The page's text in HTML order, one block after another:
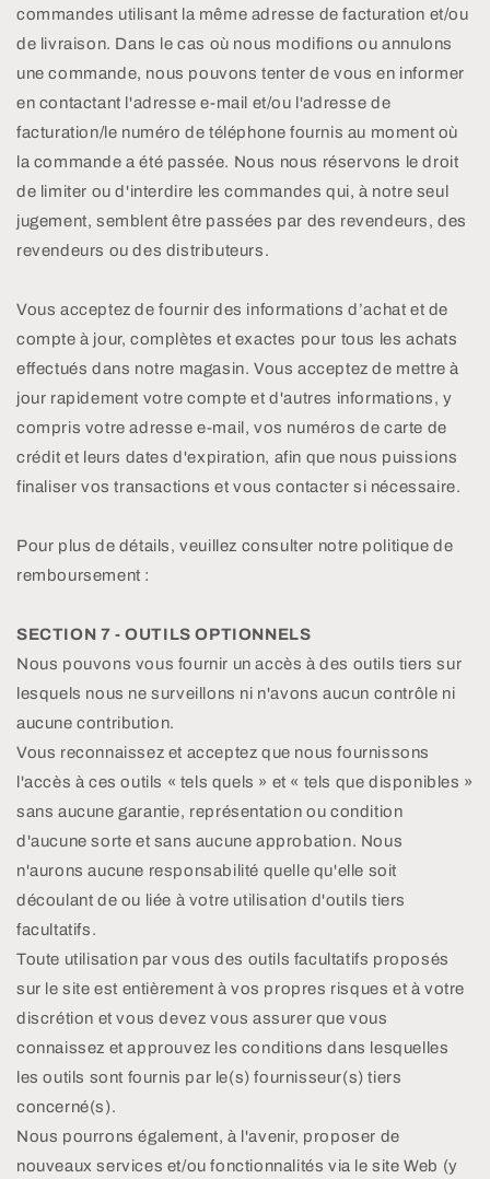
commandes utilisant la même adresse de facturation et/ou
de livraison. Dans le cas où nous modifions ou annulons
une commande, nous pouvons tenter de vous en informer
en contactant l'adresse e-mail et/ou l'adresse de
facturation/le numéro de téléphone fournis au moment où
la commande a été passée. Nous nous réservons le droit
de limiter ou d'interdire les commandes qui, à notre seul
jugement, semblent être passées par des revendeurs, des
revendeurs ou des distributeurs.
Vous acceptez de fournir des informations d’achat et de
compte à jour, complètes et exactes pour tous les achats
effectués dans notre magasin. Vous acceptez de mettre à
jour rapidement votre compte et d'autres informations, y
compris votre adresse e-mail, vos numéros de carte de
crédit et leurs dates d'expiration, afin que nous puissions
finaliser vos transactions et vous contacter si nécessaire.
Pour plus de détails, veuillez consulter notre politique de
remboursement :
SECTION 7 - OUTILS OPTIONNELS
Nous pouvons vous fournir un accès à des outils tiers sur
lesquels nous ne surveillons ni n'avons aucun contrôle ni
aucune contribution.
Vous reconnaissez et acceptez que nous fournissons
l'accès à ces outils « tels quels » et « tels que disponibles »
sans aucune garantie, représentation ou condition
d'aucune sorte et sans aucune approbation. Nous
n'aurons aucune responsabilité quelle qu'elle soit
découlant de ou liée à votre utilisation d'outils tiers
facultatifs.
Toute utilisation par vous des outils facultatifs proposés
sur le site est entièrement à vos propres risques et à votre
discrétion et vous devez vous assurer que vous
connaissez et approuvez les conditions dans lesquelles
les outils sont fournis par le(s) fournisseur(s) tiers
concerné(s).
Nous pourrons également, à l'avenir, proposer de
nouveaux services et/ou fonctionnalités via le site Web (y